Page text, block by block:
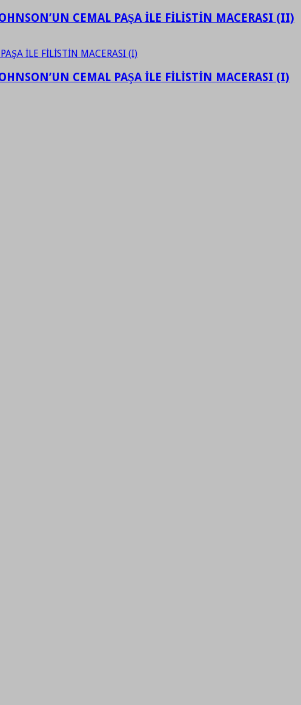
CEMAL PAŞA İLE FİLİSTİN MACERASI (II)
CEMAL PAŞA İLE FİLİSTİN MACERASI (I)